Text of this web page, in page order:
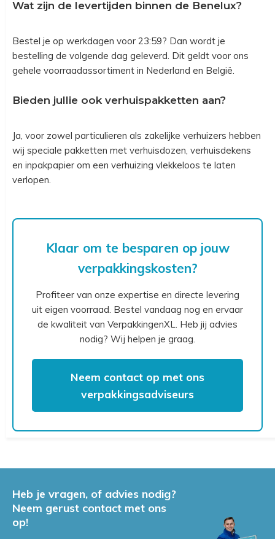
Wat zijn de levertijden binnen de Benelux?
Bestel je op werkdagen voor 23:59? Dan wordt je
bestelling de volgende dag geleverd. Dit geldt voor ons
gehele voorraadassortiment in Nederland en België.
Bieden jullie ook verhuispakketten aan?
Ja, voor zowel particulieren als zakelijke verhuizers hebben
wij speciale pakketten met verhuisdozen, verhuisdekens
en inpakpapier om een verhuizing vlekkeloos te laten
verlopen.
Klaar om te besparen op jouw
verpakkingskosten?
Profiteer van onze expertise en directe levering
uit eigen voorraad. Bestel vandaag nog en ervaar
de kwaliteit van VerpakkingenXL. Heb jij advies
nodig? Wij helpen je graag.
Neem contact op met ons
verpakkingsadviseurs
Heb je vragen, of advies nodig?
Neem gerust contact met ons
op!